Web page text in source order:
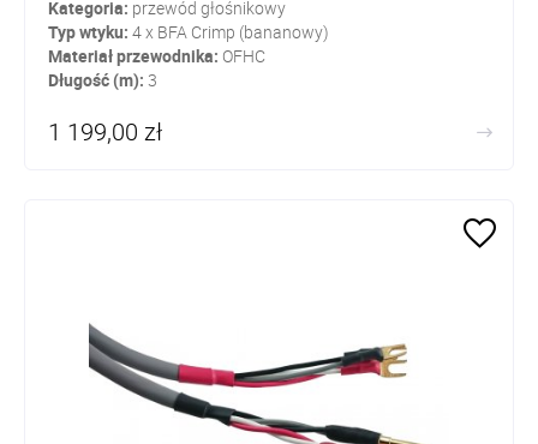
Kategoria: przewód głośnikowy
Typ wtyku: 4 x BFA Crimp (bananowy)
Materiał przewodnika: OFHC
Długość (m): 3
1 199,00 zł